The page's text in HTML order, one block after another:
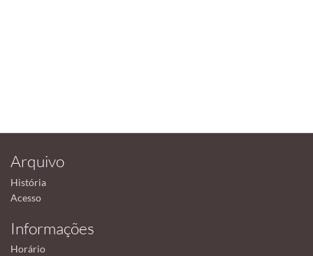
Arquivo
História
Acesso
Informações
Horário